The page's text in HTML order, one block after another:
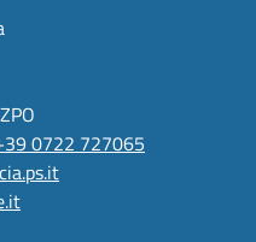
0722 727065